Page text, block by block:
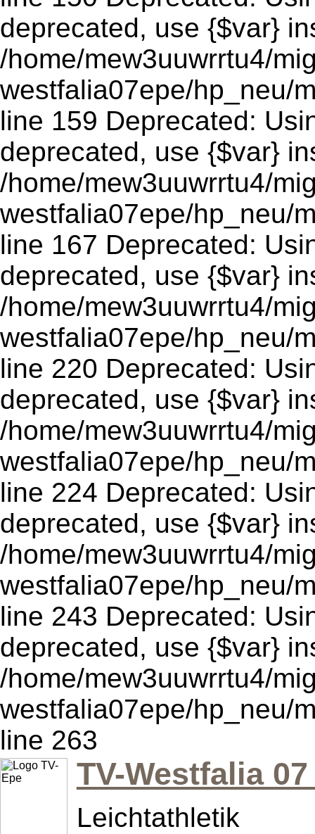
deprecated, use {$var}
/home/mew3uuwrrtu4/
westfalia07epe/hp_neu/
line 159 Deprecated:
deprecated, use {$var}
/home/mew3uuwrrtu4/
westfalia07epe/hp_neu/
line 167 Deprecated:
deprecated, use {$var}
/home/mew3uuwrrtu4/
westfalia07epe/hp_neu/
line 220 Deprecated:
deprecated, use {$var}
/home/mew3uuwrrtu4/
westfalia07epe/hp_neu/
line 224 Deprecated:
deprecated, use {$var}
/home/mew3uuwrrtu4/
westfalia07epe/hp_neu/
line 243 Deprecated:
deprecated, use {$var}
/home/mew3uuwrrtu4/
westfalia07epe/hp_neu/
line 263
TV-Westfalia
Leichtathletik